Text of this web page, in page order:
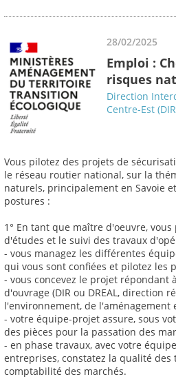
28/02/2025
Emploi :
risques
Direction
Centre-Est
Vous pilotez des projets de
le réseau routier national, sur la
naturels, principalement en Savoie
postures :
1° En tant que maître d'oeuvre,
d'études et le suivi des travaux
- vous managez les différentes
qui vous sont confiées et pilotez les
- vous concevez le projet répondant
d'ouvrage (DIR ou DREAL, direction
l'environnement, de l'aménagement
- votre équipe-projet assure, sous
des pièces pour la passation des
- en phase travaux, avec votre
entreprises, constatez la qualité des
comptabilité des marchés.